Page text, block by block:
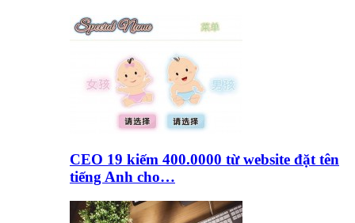
CEO 19 kiếm 400.0000 từ website đặt tên
tiếng Anh cho…